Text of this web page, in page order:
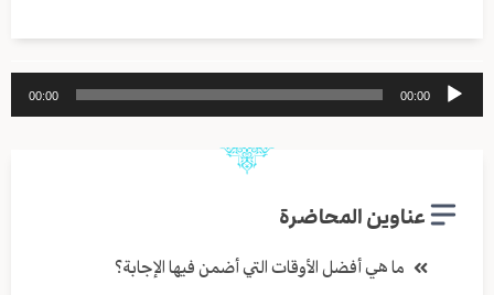
مشغل
الصوت
00:00
00:00
عناوين المحاضرة
ما هي أفضل الأوقات التي أضمن فيها الإجابة؟